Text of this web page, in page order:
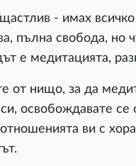
- имах
пълна свобода, но
е медитацията,
от нищо, за да
освобождавате се
ви с